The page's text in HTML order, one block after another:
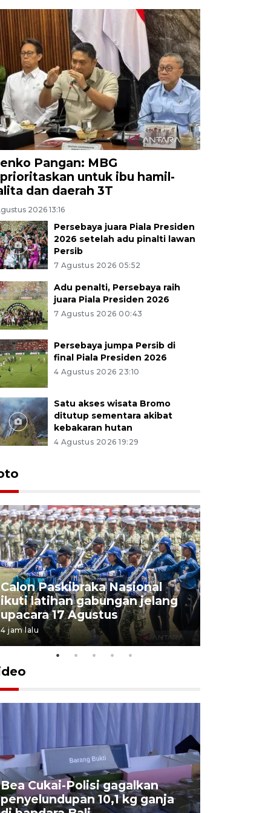
Pangan: MBG
untuk ibu hamil-
dan daerah 3T
2026 13:16
Persebaya juara Piala Presiden
2026 setelah adu pinalti lawan
Persib
7 Agustus 2026 05:52
Adu penalti, Persebaya raih
juara Piala Presiden 2026
7 Agustus 2026 00:43
Persebaya jumpa Persib di
final Piala Presiden 2026
4 Agustus 2026 23:10
Satu akses wisata Bromo
ditutup sementara akibat
kebakaran hutan
4 Agustus 2026 19:29
Calon Paskibraka Nasional
ikuti latihan gabungan jelang
upacara 17 Agustus
4 jam lalu
Bea Cukai-Polisi gagalkan
penyelundupan 10,1 kg ganja